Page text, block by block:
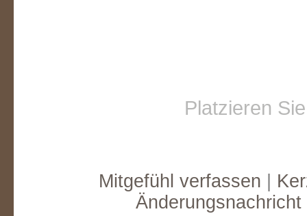
Platzieren
Mitgefühl verfassen